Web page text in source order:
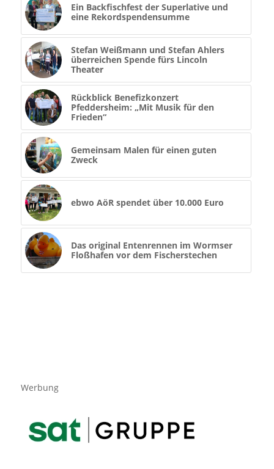
Ein Backfischfest der Superlative und
eine Rekordspendensumme
Stefan Weißmann und Stefan Ahlers
überreichen Spende fürs Lincoln
Theater
Rückblick Benefizkonzert
Pfeddersheim: „Mit Musik für den
Frieden“
Gemeinsam Malen für einen guten
Zweck
ebwo AöR spendet über 10.000 Euro
Das original Entenrennen im Wormser
Floßhafen vor dem Fischerstechen
Werbung